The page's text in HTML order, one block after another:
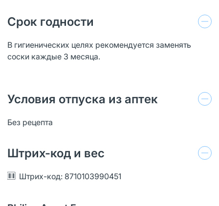
Срок годности
В гигиенических целях рекомендуется заменять
соски каждые 3 месяца.
Условия отпуска из аптек
Без рецепта
Штрих-код и вес
Штрих-код: 8710103990451